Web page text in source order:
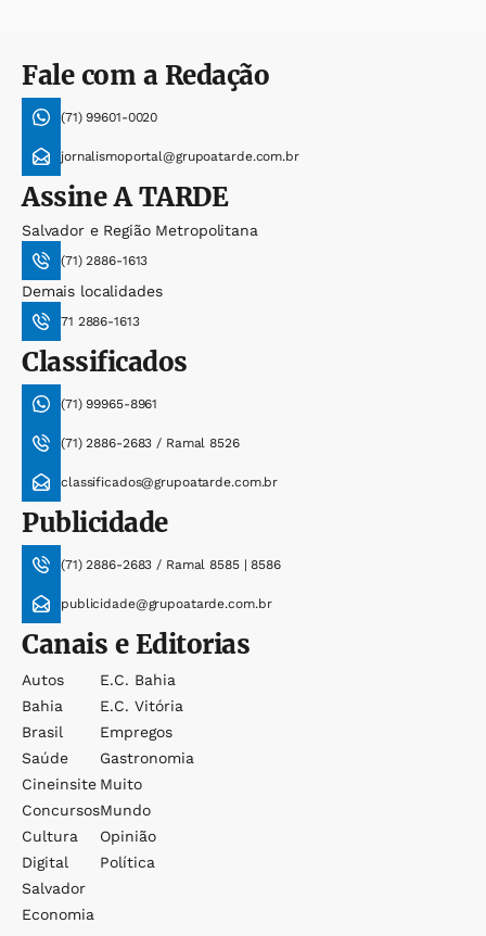
Fale com a Redação
(71) 99601-0020
jornalismoportal@grupoatarde.com.br
AssineA TARDE
Salvador e Região Metropolitana
(71) 2886-1613
Demais localidades
71 2886-1613
Classificados
(71) 99965-8961
(71) 2886-2683 / Ramal 8526
classificados@grupoatarde.com.br
Publicidade
(71) 2886-2683 / Ramal 8585 | 8586
publicidade@grupoatarde.com.br
Canais e Editorias
Autos
Bahia
Brasil
Saúde
Cineinsite
Concursos
Cultura
Digital
Salvador
Economia
E.c. Bahia
E.c. Vitória
Empregos
Gastronomia
Muito
Mundo
Opinião
Política